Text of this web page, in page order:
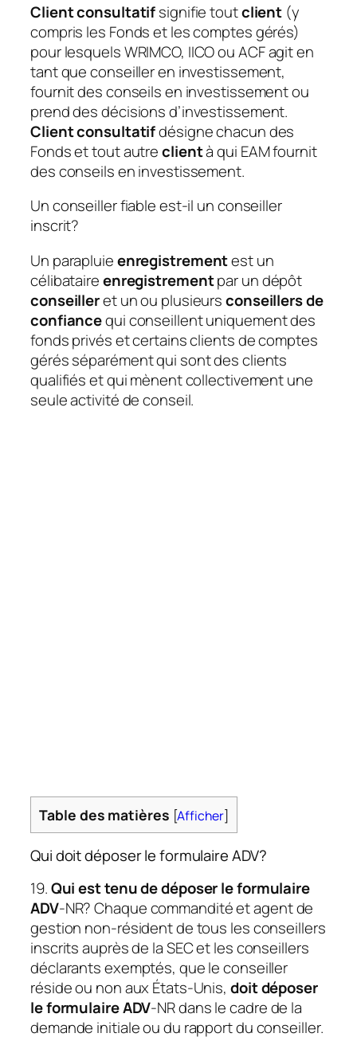
Client consultatifsignifie toutclient (y
compris les Fonds et les comptes gérés)
pour lesquels WRIMCO, IICO ou ACF agit en
tant que conseiller en investissement,
fournit des conseils en investissement ou
prend des décisions d’investissement.
Client consultatifdésigne chacun des
Fonds et tout autreclientà qui EAM fournit
des conseils en investissement.
Un conseiller fiable est-il un conseiller
inscrit?
Un parapluieenregistrementest un
célibataireenregistrementpar un dépôt
conseilleret un ou plusieursconseillers de
confiancequi conseillent uniquement des
fonds privés et certains clients de comptes
gérés séparément qui sont des clients
qualifiés et qui mènent collectivement une
seule activité de conseil.
Table des matières [Afficher]
Qui doit déposer le formulaire ADV?
19.Qui est tenu de déposer le formulaire
ADV-NR? Chaque commandité et agent de
gestion non-résident de tous les conseillers
inscrits auprès de la SEC et les conseillers
déclarants exemptés, que le conseiller
réside ou non aux États-Unis, doit déposer
le formulaire ADV-NR dans le cadre de la
demande initiale ou du rapport du conseiller.